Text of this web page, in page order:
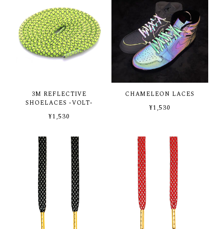
3M REFLECTIVE
SHOELACES -VOLT-
¥1,530
CHAMELEON LACES
¥1,530